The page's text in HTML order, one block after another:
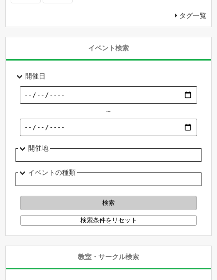
タグ一覧
イベント検索
開催日
～
開催地
イベントの種類
教室・サークル検索